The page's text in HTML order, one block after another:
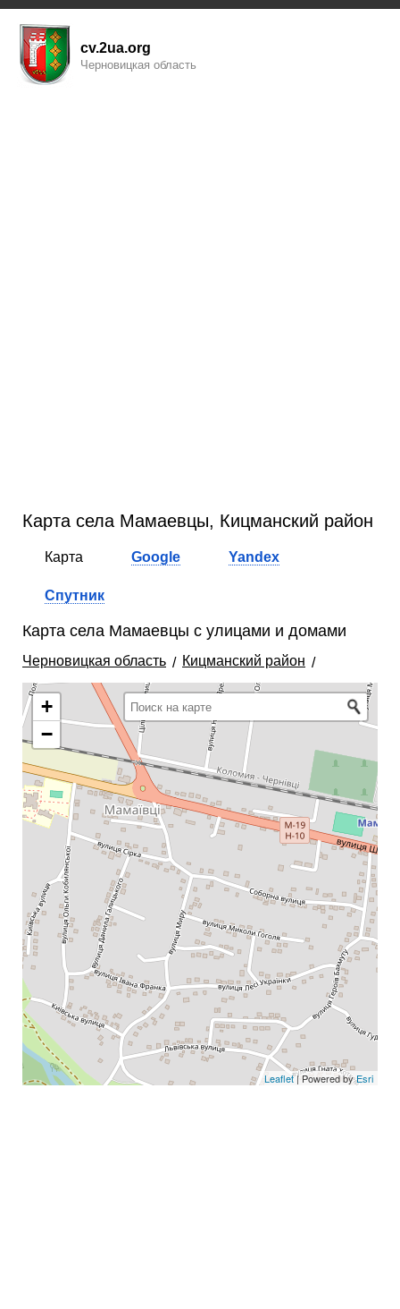
cv.2ua.org
Черновицкая область
Карта села Мамаевцы, Кицманский район
Карта Google Yandex
Спутник
Карта села Мамаевцы с улицами и домами
Черновицкая область Кицманский район
+
−
Leaflet| Powered byEsri